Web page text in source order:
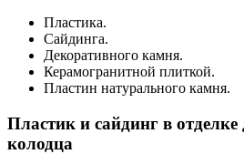
Пластика.
Сайдинга.
Декоративного камня.
Керамогранитной плиткой.
Пластин натурального камня.
Пластик и сайдинг в
колодца